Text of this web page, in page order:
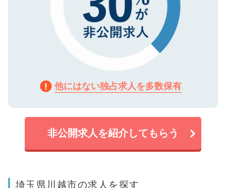
他にはない独占求人を多数保有
非公開求人を紹介してもらう
埼玉県川越市の求人を探す